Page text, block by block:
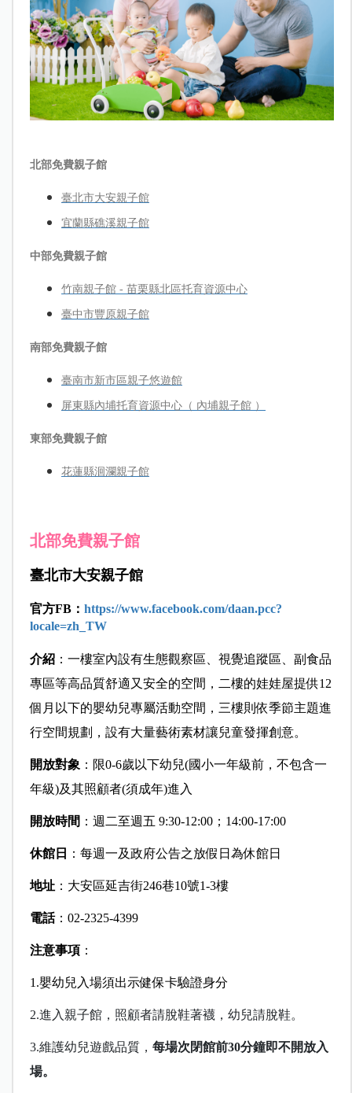
北部免費親子館
臺北市大安親子館
宜蘭縣礁溪親子館
中部免費親子館
竹南親子館 - 苗栗縣北區托育資源中心
臺中市豐原親子館
南部免費親子館
臺南市新市區親子悠遊館
屏東縣內埔托育資源中心（ 內埔親子館 ）
東部免費親子館
花蓮縣洄瀾親子館
北部免費親子館
臺北市大安親子館
官方FB： https://www.facebook.com/daan.pcc?
locale=zh_TW
介紹：一樓室內設有生態觀察區、視覺追蹤區、副食品
專區等高品質舒適又安全的空間，二樓的娃娃屋提供12
個月以下的嬰幼兒專屬活動空間，三樓則依季節主題進
行空間規劃，設有大量藝術素材讓兒童發揮創意。
開放對象 ：限0-6歲以下幼兒(國小一年級前，不包含一
年級)及其照顧者(須成年)進入
開放時間 ：週二至週五 9:30-12:00；14:00-17:00
休館日 ：每週一及政府公告之放假日為休館日
地址：大安區延吉街246巷10號1-3樓
電話：02-2325-4399
注意事項：
1.嬰幼兒入場須出示健保卡驗證身分
2.進入親子館，照顧者請脫鞋著襪，幼兒請脫鞋。
3.維護幼兒遊戲品質， 每場次閉館前30分鐘即不開放入
場。